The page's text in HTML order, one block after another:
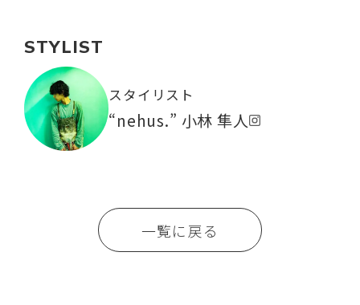
STYLIST
スタイリスト
“nehus.” 小林 隼人
一覧に戻る